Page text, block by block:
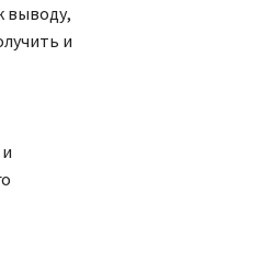
выводу,
и